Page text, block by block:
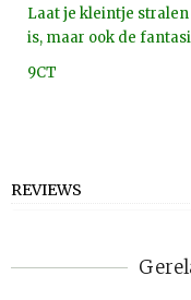
Laat je kleintje
is, maar ook de
9CT
REVIEWS